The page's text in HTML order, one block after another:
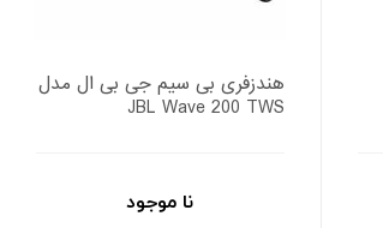
هندزفری بی سیم جی بی ال مدل
JBL Wave 200 TWS
نا موجود